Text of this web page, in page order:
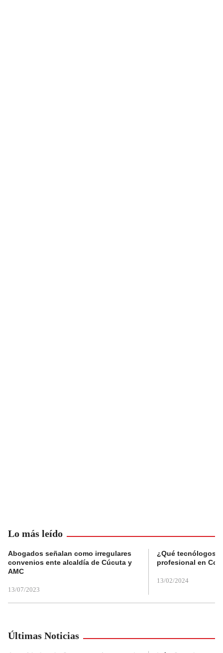
Lo más leído
Abogados señalan como irregulares
convenios ente alcaldía de Cúcuta y
AMC
13/07/2023
¿Qué tecnólogos
profesional en
13/02/2024
Últimas Noticias